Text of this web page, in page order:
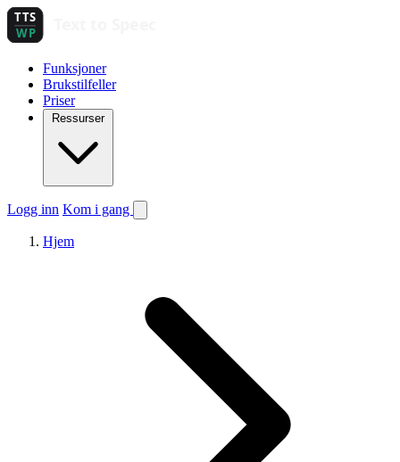
Funksjoner
Brukstilfeller
Priser
Ressurser
Logg inn Kom i gang
Hjem